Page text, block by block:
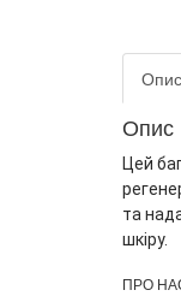
Опис
Опис
Цей
та
шкіру.
ПРО